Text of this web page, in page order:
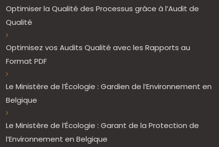
Optimiser la Qualité des Processus grâce à l’Audit de
Qualité
Optimisez vos Audits Qualité avec les Rapports au
Format PDF
Le Ministère de l’Écologie : Gardien de l’Environnement en
Belgique
Le Ministère de l’Écologie : Garant de la Protection de
l’Environnement en Belgique